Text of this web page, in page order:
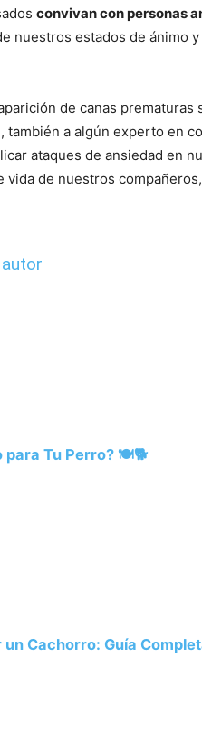
convivan con personas
nuestros estados de ánimo
de canas prematuras
a algún experto en
ataques de ansiedad en
de nuestros
para Tu Perro? 🍽️🐕
Cachorro: Guía